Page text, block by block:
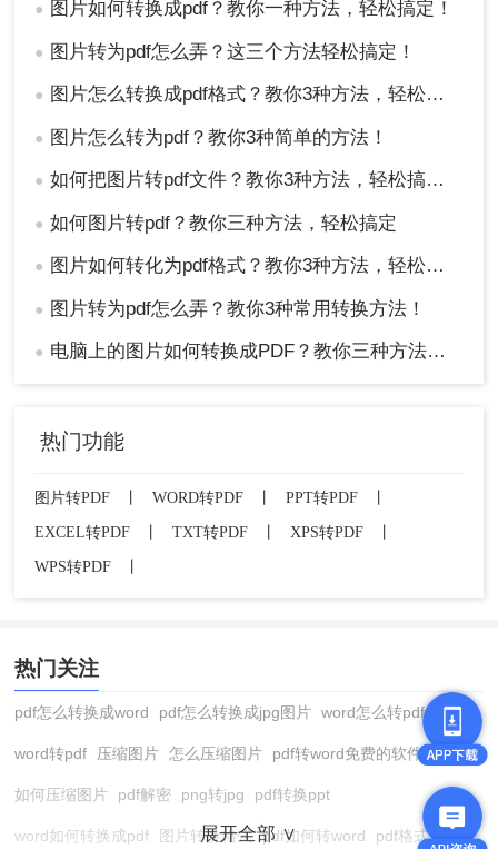
● 图片如何转换成pdf？教你一种方法，轻松搞定！
● 图片转为pdf怎么弄？这三个方法轻松搞定！
● 图片怎么转换成pdf格式？教你3种方法，轻松搞定！
● 图片怎么转为pdf？教你3种简单的方法！
● 如何把图片转pdf文件？教你3种方法，轻松搞定！
● 如何图片转pdf？教你三种方法，轻松搞定
● 图片如何转化为pdf格式？教你3种方法，轻松搞定！
● 图片转为pdf怎么弄？教你3种常用转换方法！
● 电脑上的图片如何转换成PDF？教你三种方法，一秒就能搞定！
热门功能
图片转PDF WORD转PDF PPT转PDF
EXCEL转PDF
TXT转PDF XPS转PDF
WPS转PDF
热门关注
pdf怎么转换成word pdf怎么转换成jpg图片 word怎么转pdf
word转pdf 压缩图片 怎么压缩图片 pdf转word免费的软件
如何压缩图片 pdf解密 png转jpg pdf转换ppt
word如何转换成pdf 图片转换格式 pdf如何转word pdf格式转换
展开全部 ∨